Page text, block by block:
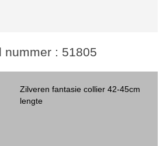
nummer : 51805
Zilveren fantasie collier 42-45cm
lengte